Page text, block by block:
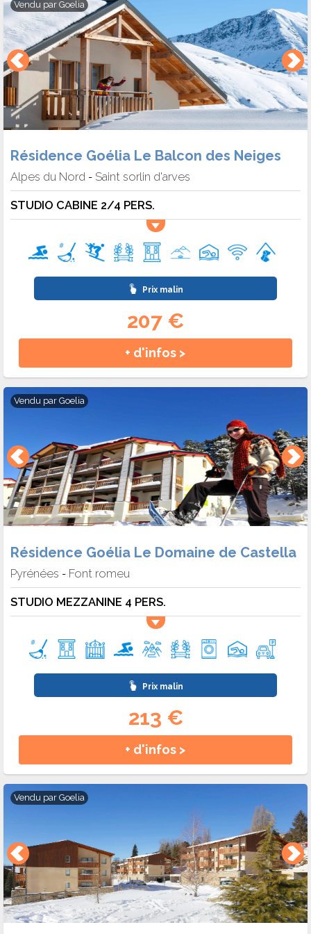
Vendu par Goelia
Résidence Goélia Le Balcon des Neiges
Alpes du Nord - Saint sorlin d'arves
STUDIO CABINE 2/4 PERS.
Prix malin
207 €
+ d'infos >
Vendu par Goelia
Résidence Goélia Le Domaine de Castella
Pyrénées - Font romeu
STUDIO MEZZANINE 4 PERS.
Prix malin
213 €
+ d'infos >
Vendu par Goelia